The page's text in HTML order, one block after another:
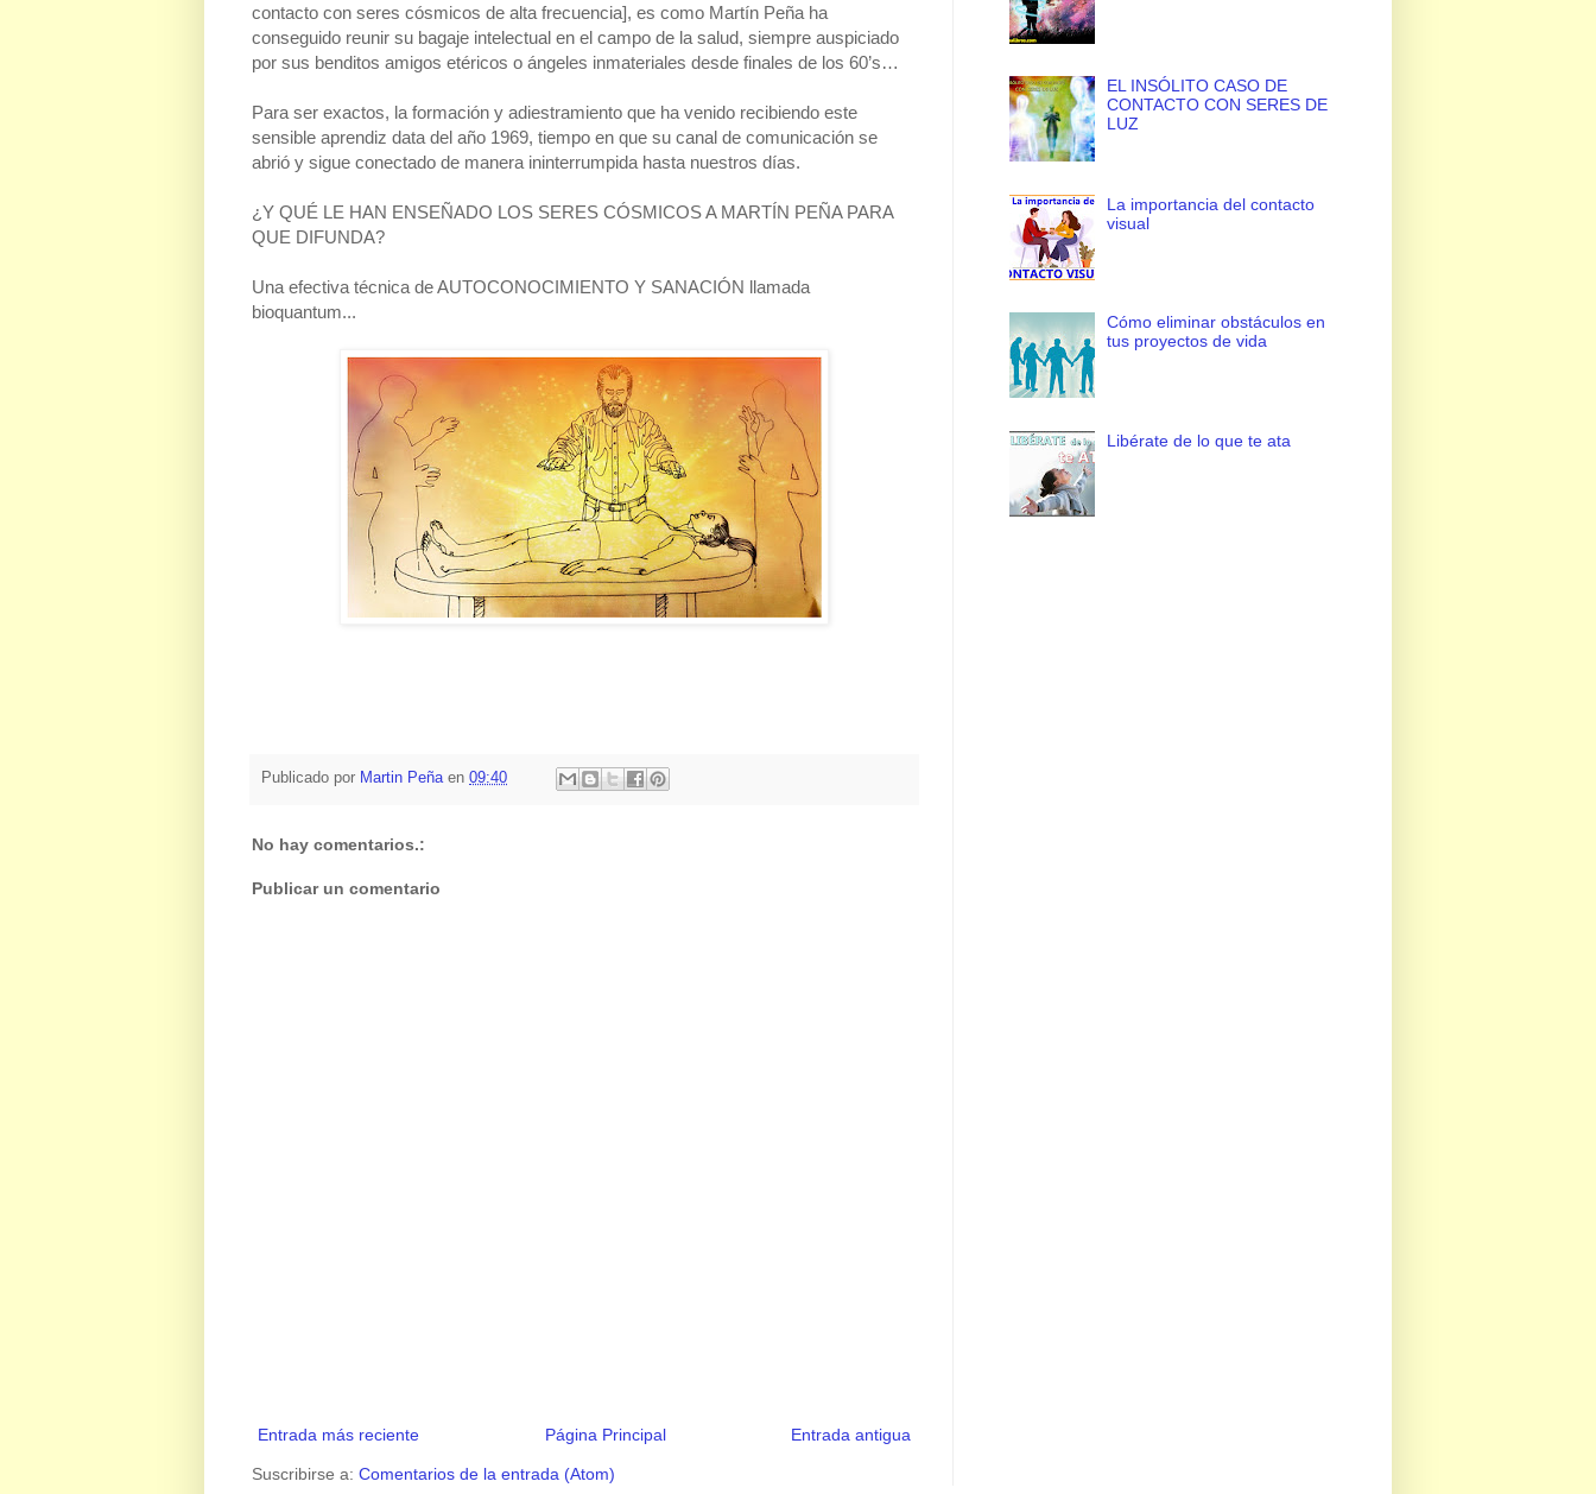
contacto con seres cósmicos de alta frecuencia], es como Martín Peña ha
conseguido reunir su bagaje intelectual en el campo de la salud, siempre auspiciado
por sus benditos amigos etéricos o ángeles inmateriales desde finales de los 60’s…
Para ser exactos, la formación y adiestramiento que ha venido recibiendo este
sensible aprendiz data del año 1969, tiempo en que su canal de comunicación se
abrió y sigue conectado de manera ininterrumpida hasta nuestros días.
¿Y QUÉ LE HAN ENSEÑADO LOS SERES CÓSMICOS A MARTÍN PEÑA PARA
QUE DIFUNDA?
Una efectiva técnica de AUTOCONOCIMIENTO Y SANACIÓN llamada
bioquantum...
Publicado por Martin Peña en 09:40
No hay comentarios.:
Publicar un comentario
Entrada más reciente Entrada antigua
Página Principal
Suscribirse a: Comentarios de la entrada (Atom)
EL INSÓLITO CASO DE
CONTACTO CON SERES DE
LUZ
La importancia del contacto
visual
Cómo eliminar obstáculos en
tus proyectos de vida
Libérate de lo que te ata